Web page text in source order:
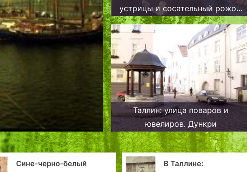
устрицы и сосательный рожок,
— археологические находки
Каламая.
Таллин: улица поваров и
ювелиров. Дункри
Сине-черно-белый
В Таллине: